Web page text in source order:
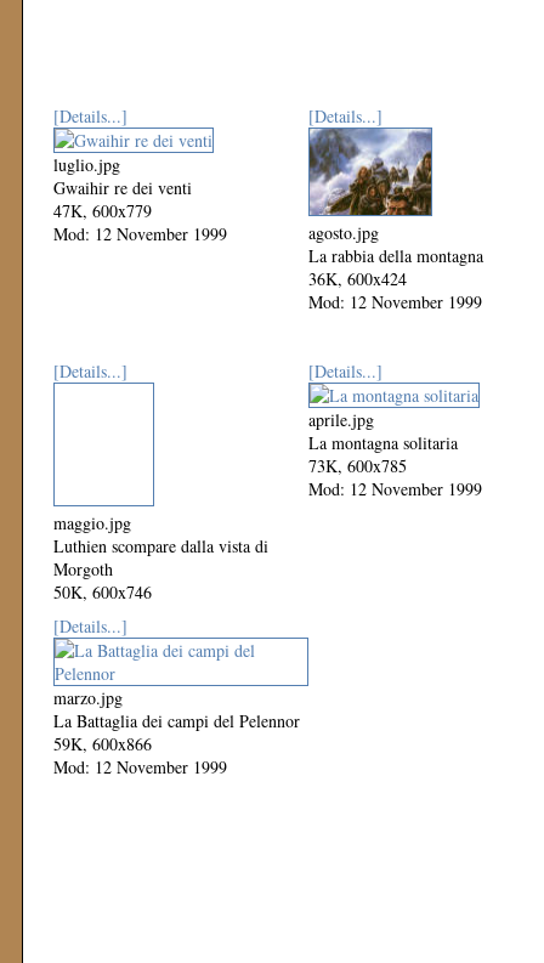
[Details...]
luglio.jpg
Gwaihir re dei venti
47K, 600x779
Mod: 12 November 1999
[Details...]
agosto.jpg
La rabbia della montagna
36K, 600x424
Mod: 12 November 1999
[Details...]
maggio.jpg
Luthien scompare dalla vista di
Morgoth
50K, 600x746
Mod: 12 November 1999
[Details...]
aprile.jpg
La montagna solitaria
73K, 600x785
Mod: 12 November 1999
[Details...]
marzo.jpg
La Battaglia dei campi del Pelennor
59K, 600x866
Mod: 12 November 1999